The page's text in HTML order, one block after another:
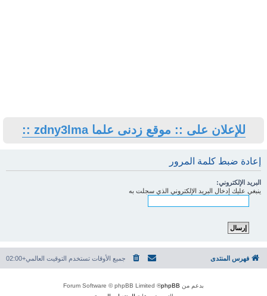
للإعلان على :: موقع زدنى علما zdny3lma ::
إعادة ضبط كلمة المرور
البريد الإلكتروني:
ينبغي عليك إدخال البريد الإلكتروني الذي سجلت به
فهرس المنتدى جميع الأوقات تستخدم التوقيت العالمي+02:00
بدعم من phpBB
® Forum Software © phpBB Limited